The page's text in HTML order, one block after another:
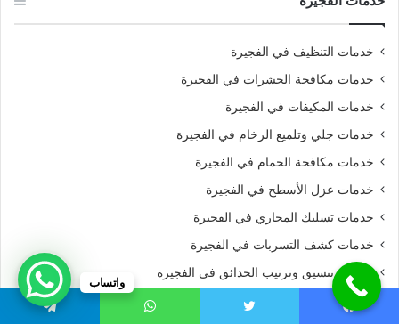
خدمات التنظيف في الفجيرة
خدمات مكافحة الحشرات في الفجيرة
خدمات المكيفات في الفجيرة
خدمات جلي وتلميع الرخام في الفجيرة
خدمات مكافحة الحمام في الفجيرة
خدمات عزل الأسطح في الفجيرة
خدمات تسليك المجاري في الفجيرة
خدمات كشف التسربات في الفجيرة
خدمات تنسيق وترتيب الحدائق في الفجيرة
تنظيف وصيانة المسابح في الفجيرة
واتساب